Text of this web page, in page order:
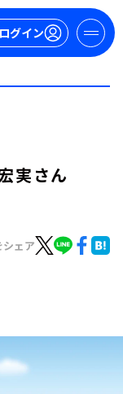
ログイン
実さん
シェア